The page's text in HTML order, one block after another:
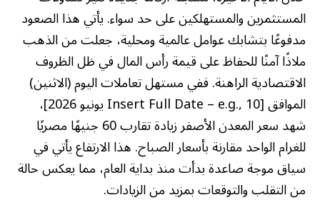
المستثمرين والمستهلكين على حد سواء. يأتي هذا الصعود
مدفوعًا بتشابك عوامل عالمية ومحلية، جعلت من الذهب
ملاذًا آمنًا للحفاظ على قيمة رأس المال في ظل الظروف
الاقتصادية الراهنة. ففي مستهل تعاملات اليوم (الاثنين)
الموافق [Insert Full Date – e.g., 10 يونيو 2026]،
شهد سعر المعدن الأصفر زيادة تقارب 60 جنيهًا مصريًا
للغرام الواحد مقارنة بأسعار الصباح. هذا الارتفاع يأتي في
سياق موجة صاعدة بدأت منذ بداية العام، مما يعكس حالة
من التقلب والتوقعات بمزيد من الزيادات.